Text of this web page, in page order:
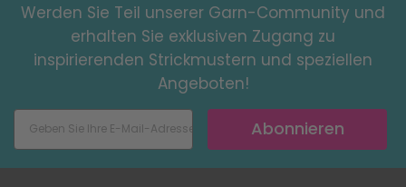
Werden Sie Teil unserer Garn-Community und
erhalten Sie exklusiven Zugang zu
inspirierenden Strickmustern und speziellen
Angeboten!
Abonnieren